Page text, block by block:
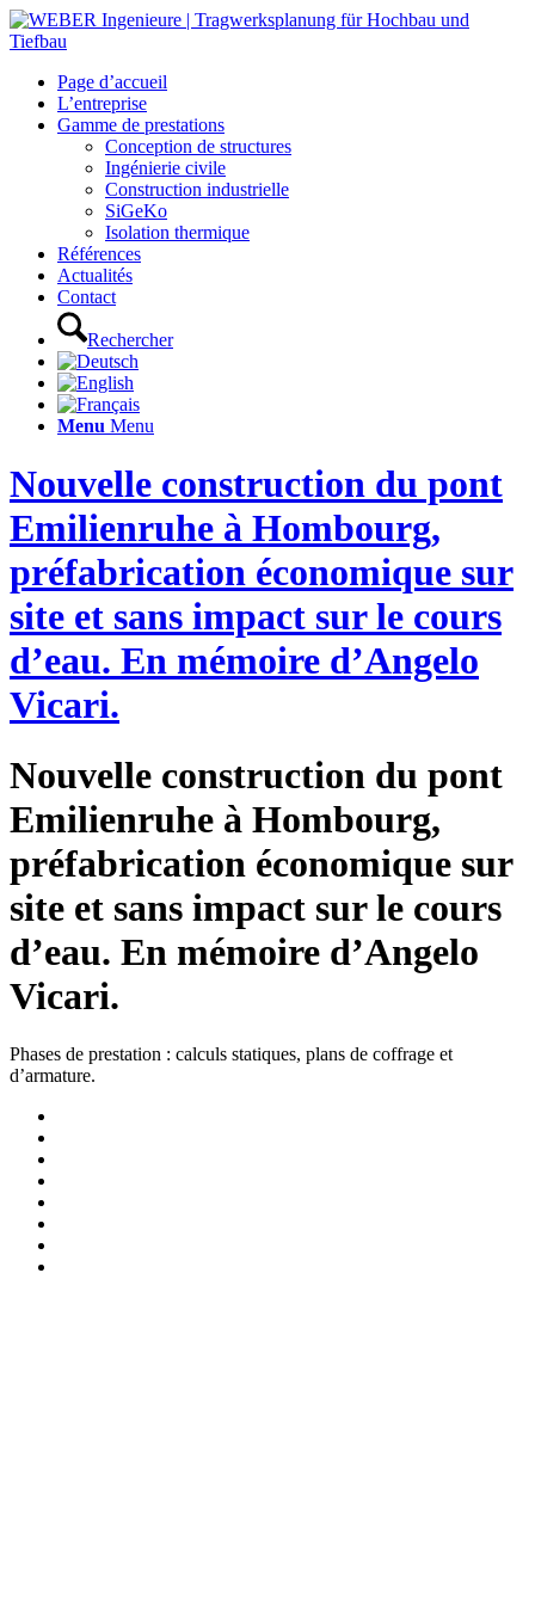
Page d’accueil
L’entreprise
Gamme de prestations
Conception de structures
Ingénierie civile
Construction industrielle
SiGeKo
Isolation thermique
Références
Actualités
Contact
Rechercher
Menu Menu
Nouvelle construction du pont
Emilienruhe à Hombourg,
préfabrication économique sur
site et sans impact sur le cours
d’eau. En mémoire d’Angelo
Vicari.
Nouvelle construction du pont
Emilienruhe à Hombourg,
préfabrication économique sur
site et sans impact sur le cours
d’eau. En mémoire d’Angelo
Vicari.
Phases de prestation : calculs statiques, plans de coffrage et
d’armature.